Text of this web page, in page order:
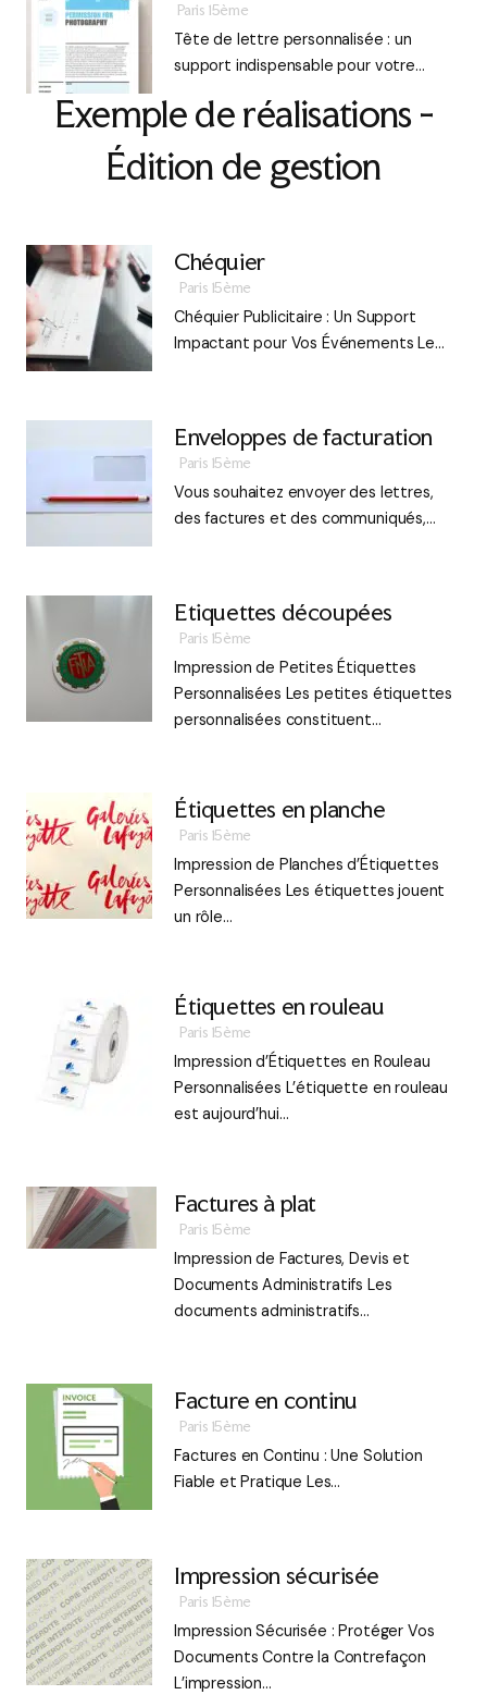
Paris 15ème
Tête de lettre personnalisée : un
support indispensable pour votre…
Exemple de réalisations -
Édition de gestion
Chéquier
Paris 15ème
Chéquier Publicitaire : Un Support
Impactant pour Vos Événements Le…
Enveloppes de facturation
Paris 15ème
Vous souhaitez envoyer des lettres,
des factures et des communiqués,…
Etiquettes découpées
Paris 15ème
Impression de Petites Étiquettes
Personnalisées Les petites étiquettes
personnalisées constituent…
Étiquettes en planche
Paris 15ème
Impression de Planches d’Étiquettes
Personnalisées Les étiquettes jouent
un rôle…
Étiquettes en rouleau
Paris 15ème
Impression d’Étiquettes en Rouleau
Personnalisées L’étiquette en rouleau
est aujourd’hui…
Factures à plat
Paris 15ème
Impression de Factures, Devis et
Documents Administratifs Les
documents administratifs…
Facture en continu
Paris 15ème
Factures en Continu : Une Solution
Fiable et Pratique Les…
Impression sécurisée
Paris 15ème
Impression Sécurisée : Protéger Vos
Documents Contre la Contrefaçon
L’impression…